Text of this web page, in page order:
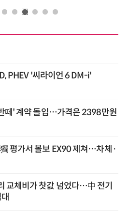
PHEV '씨라이언 6 DM-i'
떼' 계약 돌입…가격은 2398만원
평가서 볼보 EX90 제쳐…차체·
교체비가 찻값 넘었다…中 전기